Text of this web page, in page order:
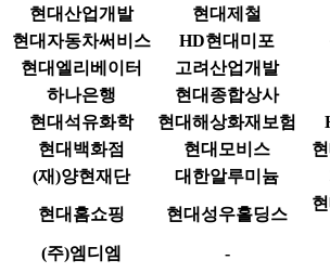
현대산업개발
현대제철
현대자동차써비스
HD현대미포
현대엘리베이터
고려산업개발
하나은행
현대종합상사
현대석유화학
현대해상화재보험
현대백화점
현대모비스
(재)양현재단
대한알루미늄
현대홈쇼핑 현대성우홀딩스
(주)엠디엠
-